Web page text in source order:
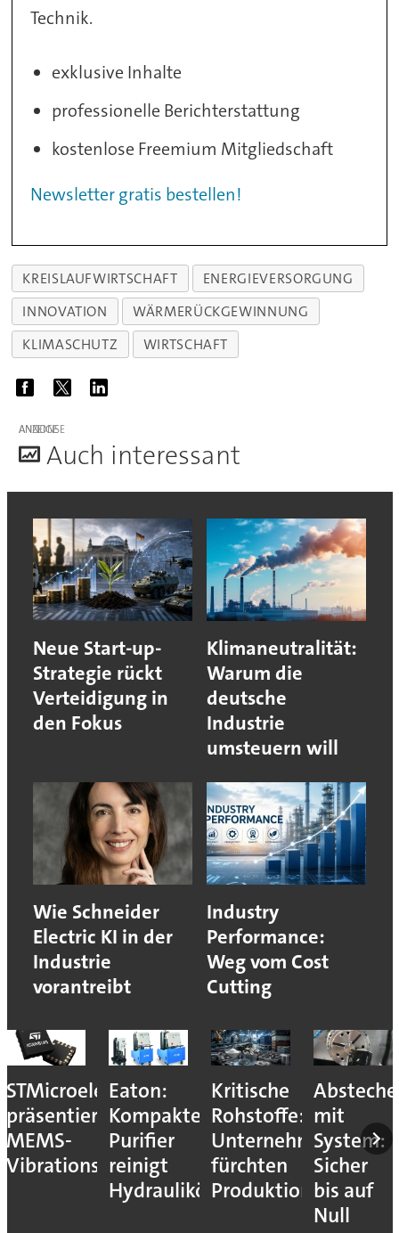
Technik.
exklusive Inhalte
professionelle Berichterstattung
kostenlose Freemium Mitgliedschaft
Newsletter gratis bestellen!
KREISLAUFWIRTSCHAFT
ENERGIEVERSORGUNG
INNOVATION
WÄRMERÜCKGEWINNUNG
KLIMASCHUTZ
WIRTSCHAFT
ANZEIGE
Auch interessant
Neue Start-up-
Strategie rückt
Verteidigung in
den Fokus
Klimaneutralität:
Warum die
deutsche
Industrie
umsteuern will
Wie Schneider
Electric KI in der
Industrie
vorantreibt
Industry
Performance:
Weg vom Cost
Cutting
STMicroelectronics
präsentiert
MEMS-
Vibrationssensor
Eaton:
Kompakter
Purifier
reinigt
Hydrauliköle
Kritische
Rohstoffe:
Unternehmen
fürchten
Produktionsstopps
mit
System:
Sicher
bis auf
Null